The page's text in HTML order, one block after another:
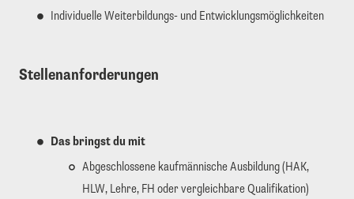
Individuelle Weiterbildungs- und Entwicklungsmöglichkeiten
Stellenanforderungen
Das bringst du mit
Abgeschlossene kaufmännische Ausbildung (HAK,
HLW, Lehre, FH oder vergleichbare Qualifikation)